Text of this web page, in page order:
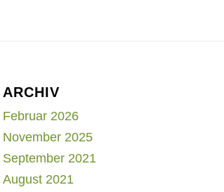
ARCHIV
Februar 2026
November 2025
September 2021
August 2021